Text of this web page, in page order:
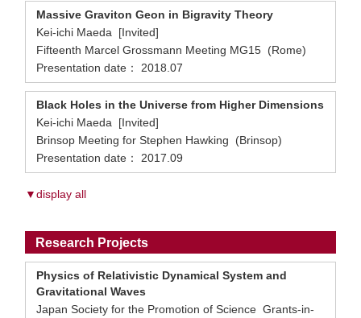
Massive Graviton Geon in Bigravity Theory
Kei-ichi Maeda [Invited]
Fifteenth Marcel Grossmann Meeting MG15 (Rome)
Presentation date： 2018.07
Black Holes in the Universe from Higher Dimensions
Kei-ichi Maeda [Invited]
Brinsop Meeting for Stephen Hawking (Brinsop)
Presentation date： 2017.09
▼display all
Research Projects
Physics of Relativistic Dynamical System and
Gravitational Waves
Japan Society for the Promotion of Science Grants-in-